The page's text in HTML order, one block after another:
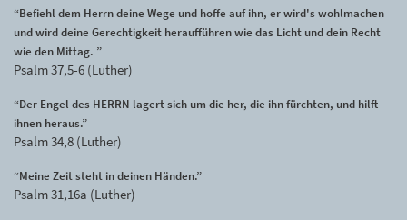
“Befiehl dem Herrn deine Wege und hoffe auf ihn, er wird's wohlmachen
und wird deine Gerechtigkeit heraufführen wie das Licht und dein Recht
wie den Mittag. ”
Psalm 37,5-6 (Luther)
“Der Engel des HERRN lagert sich um die her, die ihn fürchten, und hilft
ihnen heraus.”
Psalm 34,8 (Luther)
“Meine Zeit steht in deinen Händen.”
Psalm 31,16a (Luther)